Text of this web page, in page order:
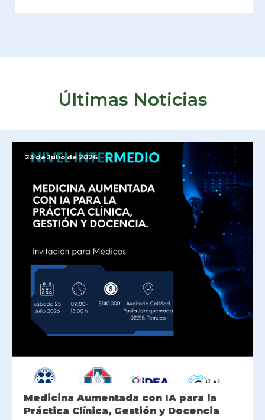
Últimas Noticias
23 de Julio de 2026
Medicina Aumentada con IA para la
Práctica Clínica, Gestión y Docencia